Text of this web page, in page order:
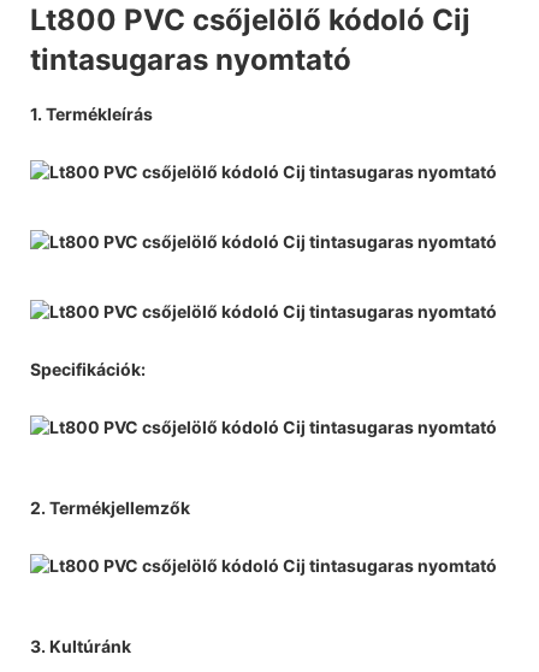
Lt800 PVC csőjelölő kódoló Cij
tintasugaras nyomtató
1. Termékleírás
Specifikációk:
2. Termékjellemzők
3. Kultúránk